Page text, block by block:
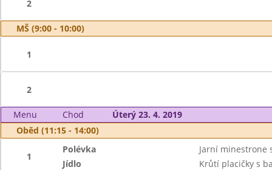
2
MŠ (9:00 - 10:00)
1
2
Menu Chod
Úterý 23. 4. 2019
Oběd (11:15 - 14:00)
1
Polévka
Jarní minestrone
Jídlo
Krůtí placičky s